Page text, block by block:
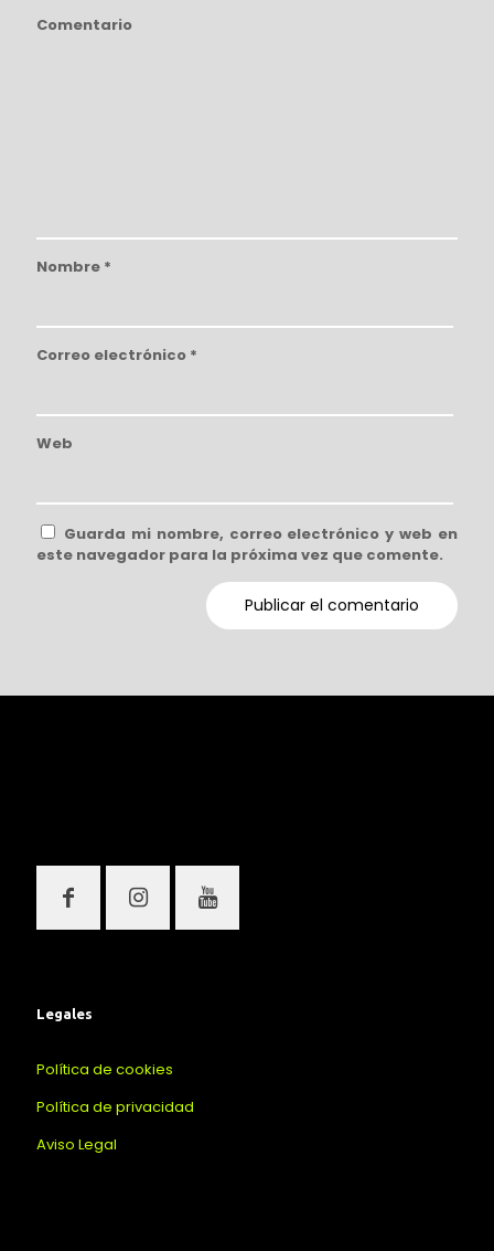
Comentario
Nombre *
Correo electrónico *
Web
Guarda mi nombre, correo electrónico y web en
este navegador para la próxima vez que comente.
Legales
Política de cookies
Política de privacidad
Aviso Legal